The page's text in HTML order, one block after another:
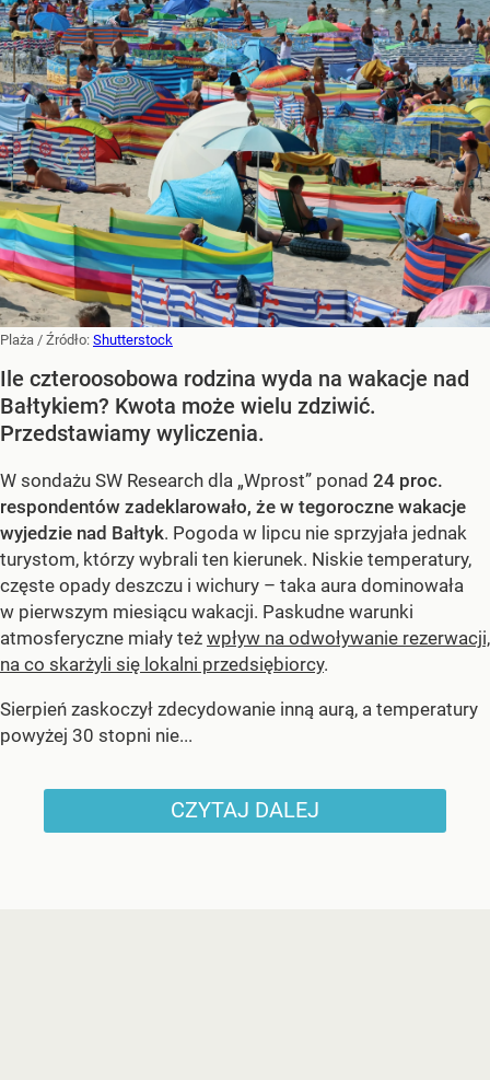
Plaża / Źródło: Shutterstock
Ile czteroosobowa rodzina wyda na wakacje nad
Bałtykiem? Kwota może wielu zdziwić.
Przedstawiamy wyliczenia.
W sondażu SW Research dla „Wprost” ponad 24 proc.
respondentów zadeklarowało, że w tegoroczne wakacje
wyjedzie nad Bałtyk. Pogoda w lipcu nie sprzyjała jednak
turystom, którzy wybrali ten kierunek. Niskie temperatury,
częste opady deszczu i wichury – taka aura dominowała
w pierwszym miesiącu wakacji. Paskudne warunki
atmosferyczne miały też wpływ na odwoływanie rezerwacji,
na co skarżyli się lokalni przedsiębiorcy.
Sierpień zaskoczył zdecydowanie inną aurą, a temperatury
powyżej 30 stopni nie...
CZYTAJ DALEJ